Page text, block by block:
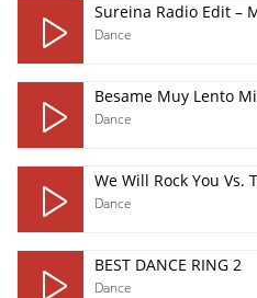
Sureina Radio Edit –
Dance
Besame Muy Lento
Dance
We Will Rock You Vs.
Dance
BEST DANCE RING 2
Dance